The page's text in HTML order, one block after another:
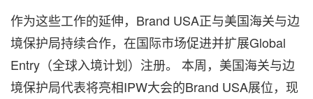
作为这些工作的延伸，Brand USA正与美国海关与边
境保护局持续合作，在国际市场促进并扩展Global
Entry（全球入境计划）注册。 本周，美国海关与边
境保护局代表将亮相IPW大会的Brand USA展位，现